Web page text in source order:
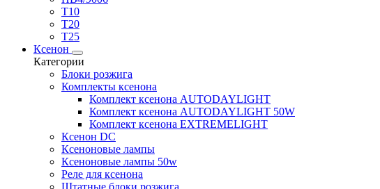
T10
T20
T25
Ксенон
Категории
Блоки розжига
Комплекты ксенона
Комплект ксенона AUTODAYLIGHT
Комплект ксенона AUTODAYLIGHT 50W
Комплект ксенона EXTREMELIGHT
Ксенон DC
Ксеноновые лампы
Ксеноновые лампы 50w
Реле для ксенона
Штатные блоки розжига